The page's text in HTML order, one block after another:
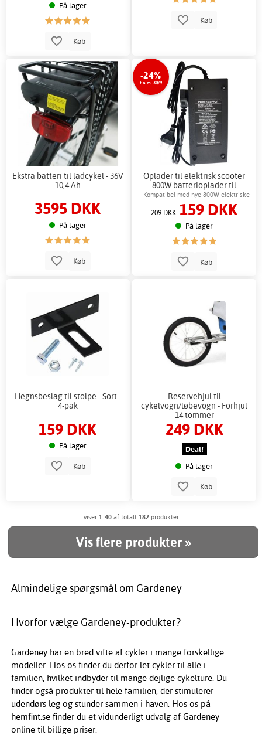
På lager
Køb
Køb
Ekstra batteri til ladcykel - 36V
10,4 Ah
3595 DKK
På lager
Køb
-24%
t.o.m. 30/9
Oplader til elektrisk scooter
800W batterioplader til
elektrisk scooter
Kompatibel med nye 800W elektriske
løbehjul fra Gardeney
209 DKK 159 DKK
På lager
Køb
Hegnsbeslag til stolpe - Sort -
4-pak
159 DKK
På lager
Køb
Reservehjul til
cykelvogn/løbevogn - Forhjul
14 tommer
249 DKK
Deal!
På lager
Køb
viser 1-40af totalt 182produkter
Vis flere produkter »
Almindelige spørgsmål om Gardeney
Hvorfor vælge Gardeney-produkter?
Gardeney har en bred vifte af cykler i mange forskellige
modeller. Hos os finder du derfor let cykler til alle i
familien, hvilket indbyder til mange dejlige cykelture. Du
finder også produkter til hele familien, der stimulerer
udendørs leg og stunder sammen i haven. Hos os på
hemfint.se finder du et vidunderligt udvalg af Gardeney
online til billige priser.